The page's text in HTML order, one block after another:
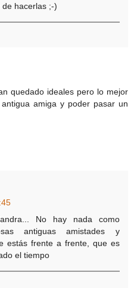
hacerlas ;-)
quedado ideales pero lo mejor
amiga y poder pasar un
No hay nada como
antiguas amistades y
estás frente a frente, que es
el tiempo